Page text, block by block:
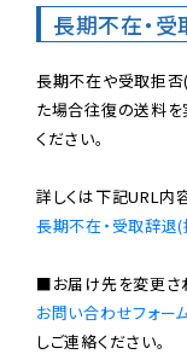
長期不在・
長期不在や受取拒
た場合往復の送料を
ください。
長期不在・受取辞退
お問い合わせフォー
しご連絡ください。